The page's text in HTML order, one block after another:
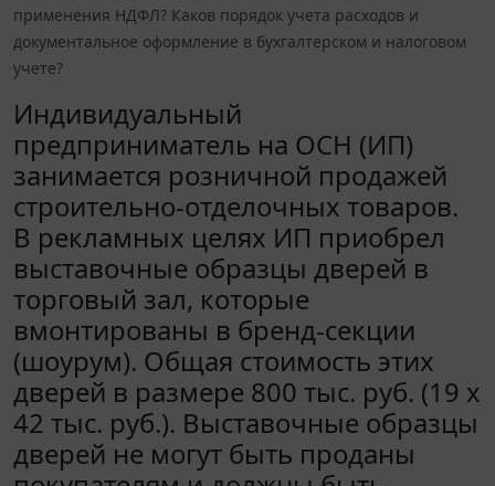
применения НДФЛ? Каков порядок учета расходов и
документальное оформление в бухгалтерском и налоговом
учете?
Индивидуальный
предприниматель на ОСН (ИП)
занимается розничной продажей
строительно-отделочных товаров.
В рекламных целях ИП приобрел
выставочные образцы дверей в
торговый зал, которые
вмонтированы в бренд-секции
(шоурум). Общая стоимость этих
дверей в размере 800 тыс. руб. (19 х
42 тыс. руб.). Выставочные образцы
дверей не могут быть проданы